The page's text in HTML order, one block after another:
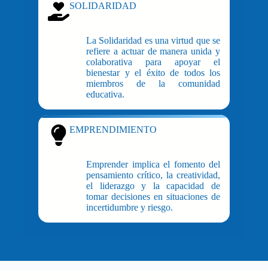
SOLIDARIDAD
La Solidaridad es una virtud que se
refiere a actuar de manera unida y
colaborativa para apoyar el
bienestar y el éxito de todos los
miembros de la comunidad
educativa.
EMPRENDIMIENTO
Emprender implica el fomento del
pensamiento crítico, la creatividad,
el liderazgo y la capacidad de
tomar decisiones en situaciones de
incertidumbre y riesgo.